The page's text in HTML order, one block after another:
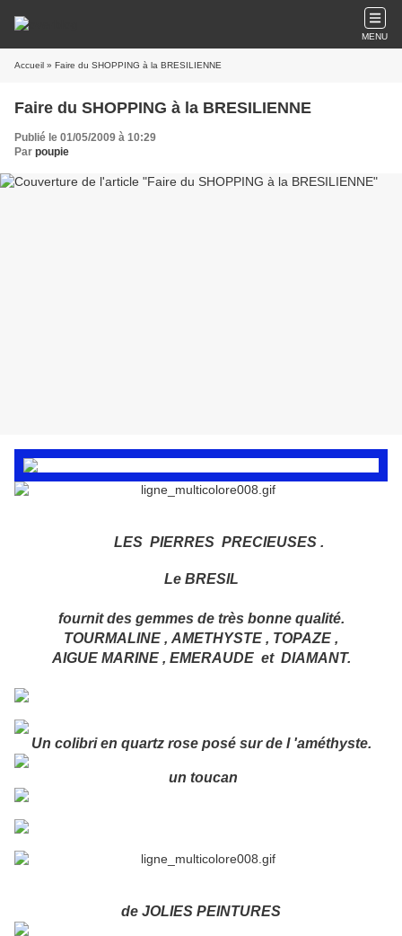
MENU
Accueil » Faire du SHOPPING à la BRESILIENNE
Faire du SHOPPING à la BRESILIENNE
Publié le 01/05/2009 à 10:29
Par poupie
LES PIERRES PRECIEUSES .
Le BRESIL
fournit des gemmes de très bonne qualité.
TOURMALINE , AMETHYSTE , TOPAZE ,
AIGUE MARINE , EMERAUDE et DIAMANT.
Un colibri en quartz rose posé sur de l 'améthyste.
un toucan
de JOLIES PEINTURES